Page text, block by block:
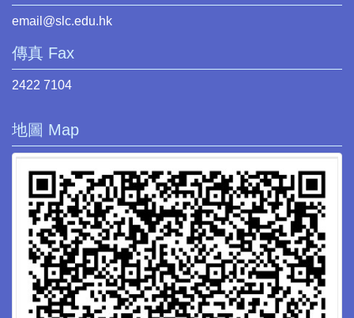
email@slc.edu.hk
傳真 Fax
2422 7104
地圖 Map